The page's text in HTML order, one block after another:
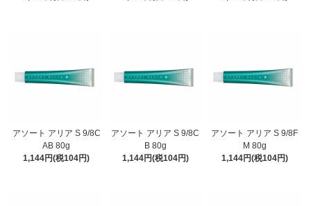
アソート アリア S 9/8C
AB 80g
1,144円(税104円)
アソート アリア S 9/8C
B 80g
1,144円(税104円)
アソート アリア S 9/8F
M 80g
1,144円(税104円)